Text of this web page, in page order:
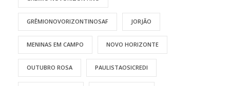
GRÊMIONOVORIZONTINOSAF JORJÃO
MENINAS EM CAMPO NOVO HORIZONTE
OUTUBRO ROSA PAULISTAOSICREDI